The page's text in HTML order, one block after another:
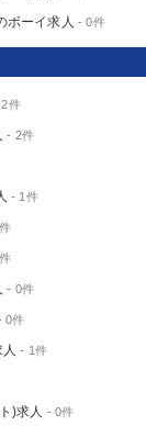
ボーイ求人 - 0件
件
- 2件
- 1件
- 0件
0件
- 1件
)求人 - 0件